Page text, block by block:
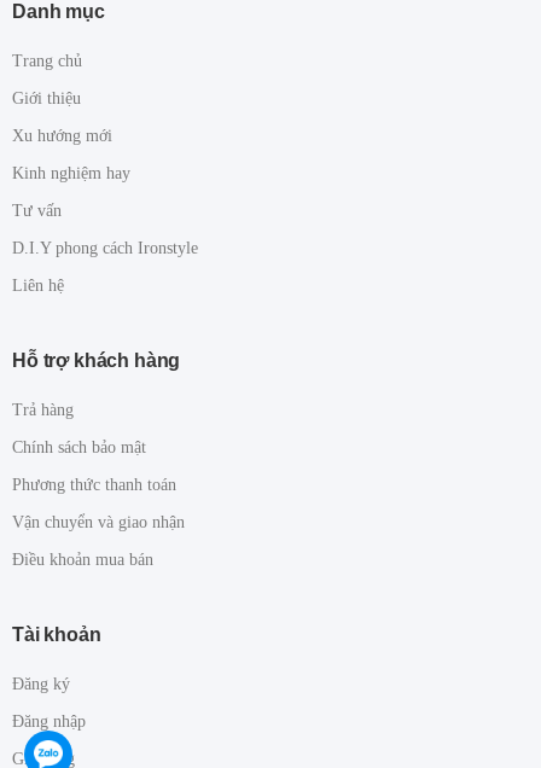
Danh mục
Trang chủ
Giới thiệu
Xu hướng mới
Kinh nghiệm hay
Tư vấn
D.I.Y phong cách Ironstyle
Liên hệ
Hỗ trợ khách hàng
Trả hàng
Chính sách bảo mật
Phương thức thanh toán
Vận chuyển và giao nhận
Điều khoản mua bán
Tài khoản
Đăng ký
Đăng nhập
Giỏ hàng